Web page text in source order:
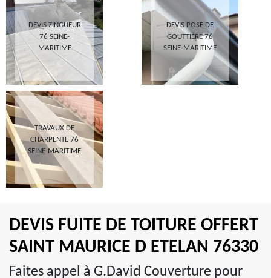
DEVIS ZINGUEUR
76 SEINE-
MARITIME
DEVIS POSE DE
GOUTTIÈRE 76
SEINE-MARITIME
TRAVAUX DE
CHARPENTE 76
SEINE-MARITIME
DEVIS FUITE DE TOITURE OFFERT
SAINT MAURICE D ETELAN 76330
Faites appel à G.David Couverture pour